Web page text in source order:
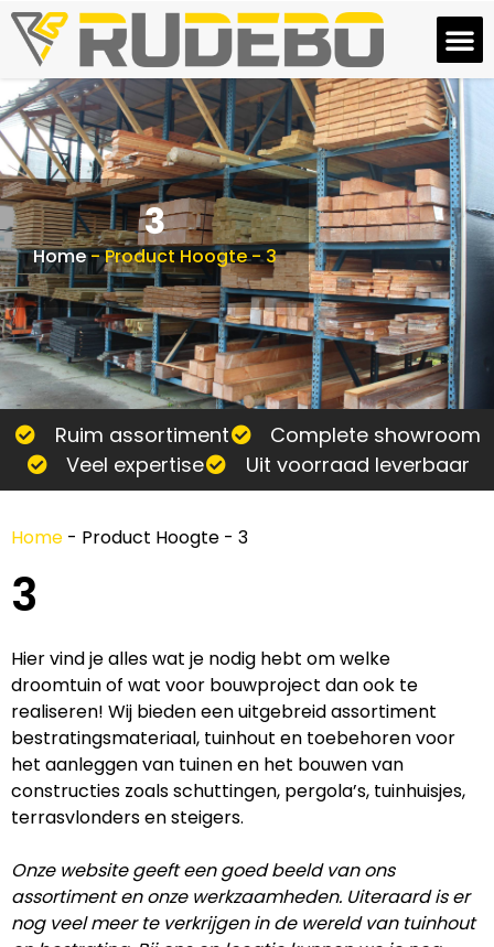
3
Home-Product Hoogte-3
Ruim assortiment
Complete showroom
Veel expertise
Uit voorraad leverbaar
Home - Product Hoogte - 3
3
Hier vind je alles wat je nodig hebt om welke
droomtuin of wat voor bouwproject dan ook te
realiseren! Wij bieden een uitgebreid assortiment
bestratingsmateriaal, tuinhout en toebehoren voor
het aanleggen van tuinen en het bouwen van
constructies zoals schuttingen, pergola’s, tuinhuisjes,
terrasvlonders en steigers.
Onze website geeft een goed beeld van ons
assortiment en onze werkzaamheden. Uiteraard is er
nog veel meer te verkrijgen in de wereld van tuinhout